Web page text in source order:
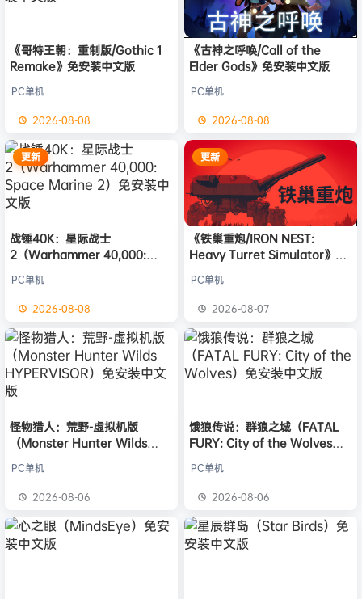
《哥特王朝：重制版/Gothic 1
Remake》免安装中文版
PC单机
2026-08-08
《古神之呼唤/Call of the
Elder Gods》免安装中文版
PC单机
2026-08-08
更新
战锤40K：星际战士
2（Warhammer 40,000:
版
PC单机
2026-08-08
更新
《铁巢重炮/IRON NEST:
Heavy Turret Simulator》免
PC单机
2026-08-07
怪物猎人：荒野-虚拟机版
（Monster Hunter Wilds
PC单机
2026-08-06
饿狼传说：群狼之城（FATAL
FURY: City of the Wolves）
PC单机
2026-08-06